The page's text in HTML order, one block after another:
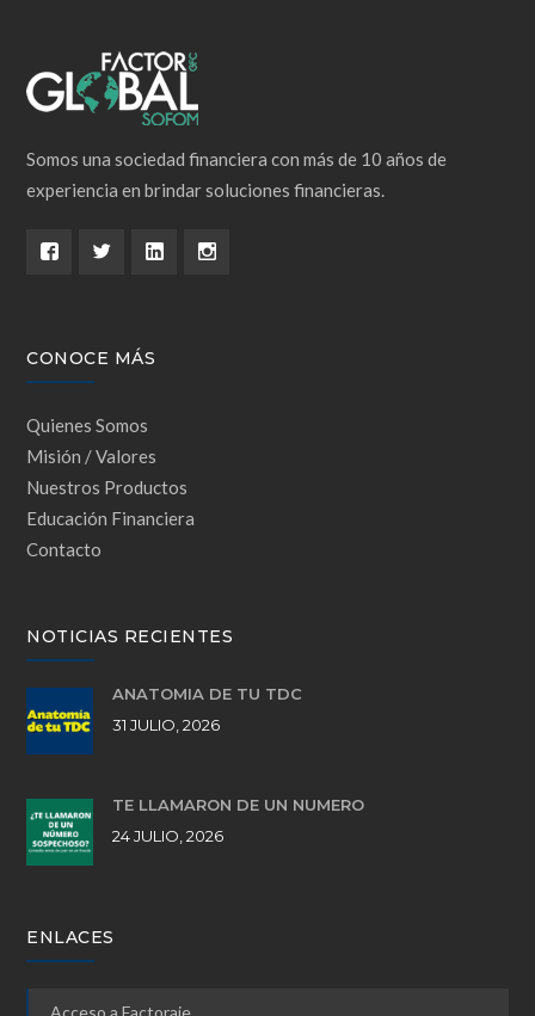
Somos una sociedad financiera con más de 10 años de
experiencia en brindar soluciones financieras.
CONOCE MÁS
Quienes Somos
Misión / Valores
Nuestros Productos
Educación Financiera
Contacto
NOTICIAS RECIENTES
ANATOMÍA DE TU TDC
31 JULIO, 2026
TE LLAMARON DE UN NÚMERO
24 JULIO, 2026
ENLACES